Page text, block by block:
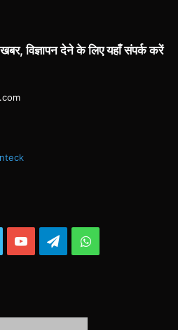
विज्ञापन देने के लिए यहाँ संपर्क करें
YouTubeTelegramWhatsApp